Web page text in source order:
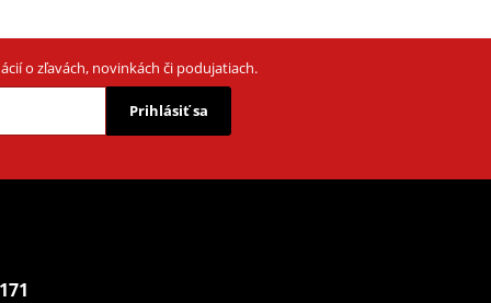
o zľavách, novinkách či podujatiach.
Prihlásiť sa